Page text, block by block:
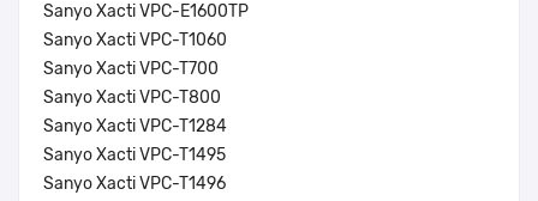
Sanyo Xacti VPC-E1600TP
Sanyo Xacti VPC-T1060
Sanyo Xacti VPC-T700
Sanyo Xacti VPC-T800
Sanyo Xacti VPC-T1284
Sanyo Xacti VPC-T1495
Sanyo Xacti VPC-T1496